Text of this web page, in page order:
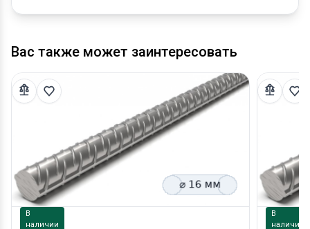
Вас также может заинтересовать
В
наличии
В
наличии